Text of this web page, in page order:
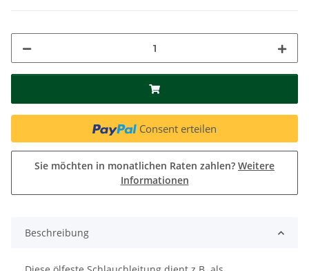
Consent erteilen
Sie möchten in monatlichen Raten zahlen? Weitere
Informationen
Beschreibung